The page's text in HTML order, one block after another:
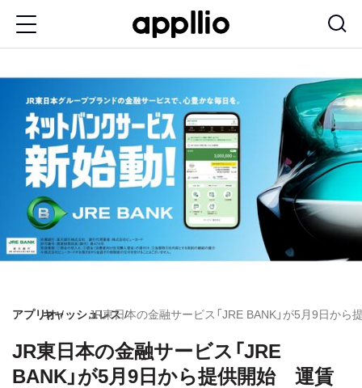
移
アプリオキャッシュレスJR東日本の金融サービス「JRE BANK」が5月9日か
JR東日本の金融サービス「JRE
BANK」が5月9日から提供開始 運賃